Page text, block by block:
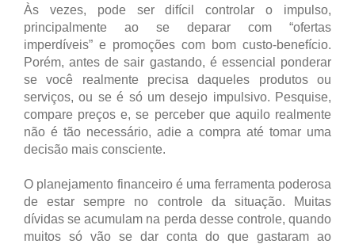
Às vezes, pode ser difícil controlar o impulso,
principalmente ao se deparar com “ofertas
imperdíveis” e promoções com bom custo-benefício.
Porém, antes de sair gastando, é essencial ponderar
se você realmente precisa daqueles produtos ou
serviços, ou se é só um desejo impulsivo. Pesquise,
compare preços e, se perceber que aquilo realmente
não é tão necessário, adie a compra até tomar uma
decisão mais consciente.
O planejamento financeiro é uma ferramenta poderosa
de estar sempre no controle da situação. Muitas
dívidas se acumulam na perda desse controle, quando
muitos só vão se dar conta do que gastaram ao